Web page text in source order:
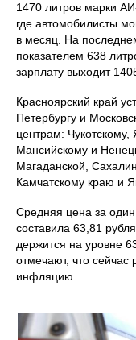
1470 литров марки
где автомобилисты
в месяц. На
показателем 638
зарплату выходит
Красноярский край
Петербургу и
центрам:
Мансийскому и
Магаданской,
Камчатскому краю и
Средняя цена за
составила 63,81
держится на уровне
отмечают, что сейчас
инфляцию.